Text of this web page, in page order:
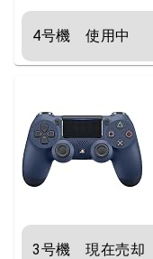
4号機　使用中
3号機　現在売却